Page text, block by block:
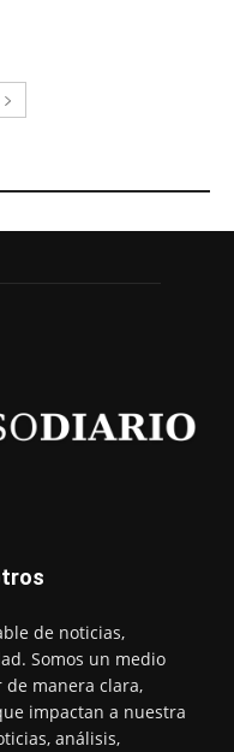
de noticias,
Somos un medio
manera clara,
impactan a nuestra
análisis,